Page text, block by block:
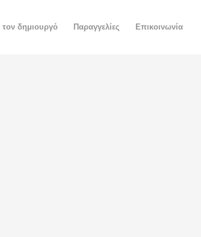
τον δημιουργό Παραγγελίες Επικοινωνία